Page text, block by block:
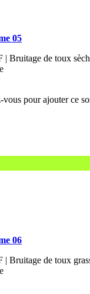
05
| Bruitage de toux
06
| Bruitage de toux